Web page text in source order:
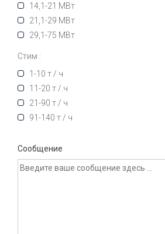
14,1-21 МВт
21,1-29 МВт
29,1-75 МВт
Стим :
1-10 т / ч
11-20 т / ч
21-90 т / ч
91-140 т / ч
Сообщение